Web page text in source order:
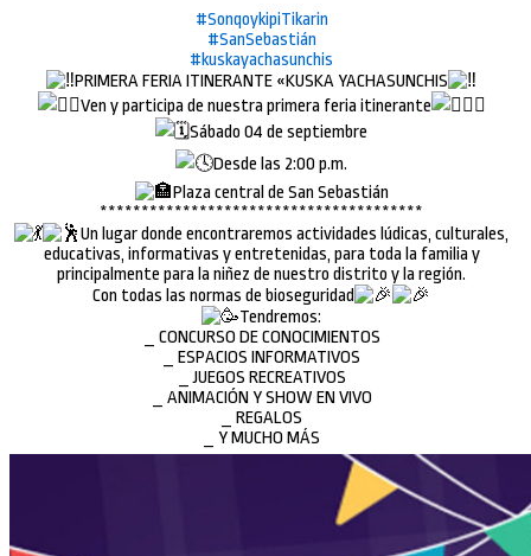
#SonqoykipiTikarin
#SanSebastián
#kuskayachasunchis
PRIMERA FERIA ITINERANTE «KUSKA YACHASUNCHIS
Ven y participa de nuestra primera feria itinerante
Sábado 04 de septiembre
Desde las 2:00 p.m.
Plaza central de San Sebastián
***************************************
Un lugar donde encontraremos actividades lúdicas, culturales,
educativas, informativas y entretenidas, para toda la familia y
principalmente para la niñez de nuestro distrito y la región.
Con todas las normas de bioseguridad
Tendremos:
_ CONCURSO DE CONOCIMIENTOS
_ ESPACIOS INFORMATIVOS
_ JUEGOS RECREATIVOS
_ ANIMACIÓN Y SHOW EN VIVO
_ REGALOS
_ Y MUCHO MÁS